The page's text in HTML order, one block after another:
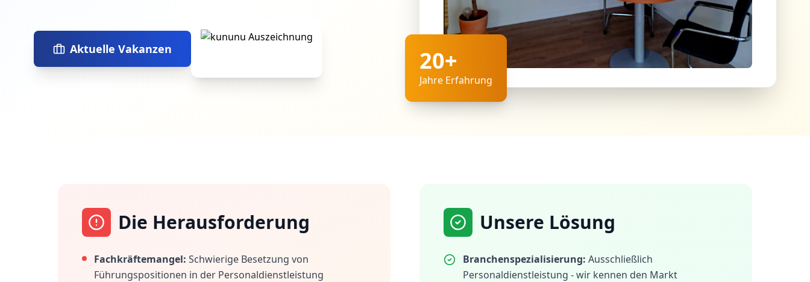
Aktuelle Vakanzen 20+
Jahre Erfahrung
Die Herausforderung
Fachkräftemangel: Schwierige Besetzung von
Führungspositionen in der Personaldienstleistung
Unsere Lösung
Branchenspezialisierung: Ausschließlich
Personaldienstleistung - wir kennen den Markt